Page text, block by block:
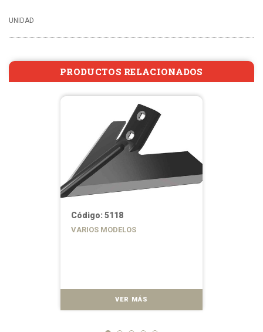
UNIDAD
PRODUCTOS RELACIONADOS
Código: 5118
VARIOS MODELOS
VER MÁS